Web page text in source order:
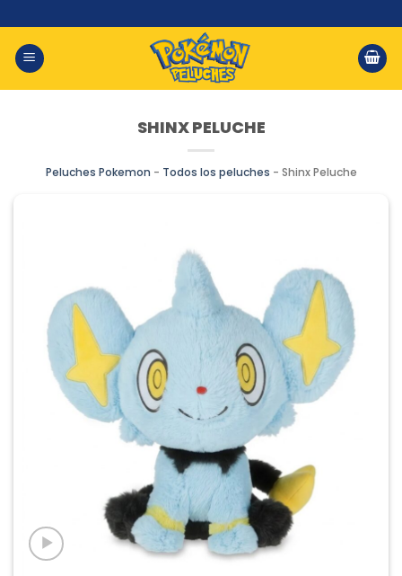
al
contenido
SHINX PELUCHE
Peluches Pokemon - Todos los peluches - Shinx Peluche